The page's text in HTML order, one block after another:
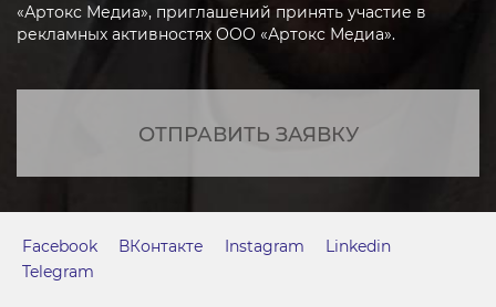
«Артокс Медиа», приглашений принять участие в
рекламных активностях ООО «Артокс Медиа».
ОТПРАВИТЬ ЗАЯВКУ
Facebook ВКонтакте Instagram
Linkedin
Telegram